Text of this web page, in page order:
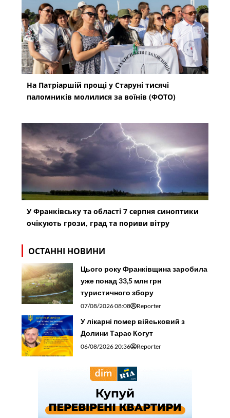
На Патріаршій прощі у Старуні тисячі
паломників молилися за воїнів (ФОТО)
У Франківську та області 7 серпня синоптики
очікують грози, град та пориви вітру
ОСТАННІ НОВИНИ
Цього року Франківщина заробила
уже понад 33,5 млн грн
туристичного збору
07/08/2026 08:08 Reporter
У лікарні помер військовий з
Долини Тарас Когут
06/08/2026 20:36 Reporter